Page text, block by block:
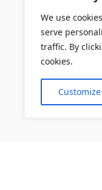
We use
serve
traffic. By
cookies.
Customize